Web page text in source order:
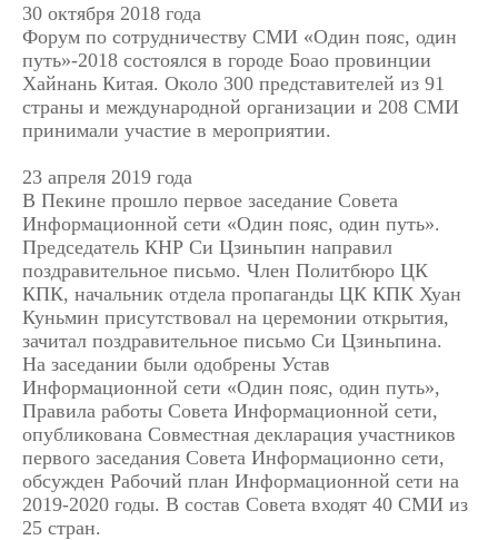
30 октября 2018 года
Форум по сотрудничеству СМИ «Один пояс, один
путь»-2018 состоялся в городе Боао провинции
Хайнань Китая. Около 300 представителей из 91
страны и международной организации и 208 СМИ
принимали участие в мероприятии.
23 апреля 2019 года
В Пекине прошло первое заседание Совета
Информационной сети «Один пояс, один путь».
Председатель КНР Си Цзиньпин направил
поздравительное письмо. Член Политбюро ЦК
КПК, начальник отдела пропаганды ЦК КПК Хуан
Куньмин присутствовал на церемонии открытия,
зачитал поздравительное письмо Си Цзиньпина.
На заседании были одобрены Устав
Информационной сети «Один пояс, один путь»,
Правила работы Совета Информационной сети,
опубликована Совместная декларация участников
первого заседания Совета Информационно сети,
обсужден Рабочий план Информационной сети на
2019-2020 годы. В состав Совета входят 40 СМИ из
25 стран.